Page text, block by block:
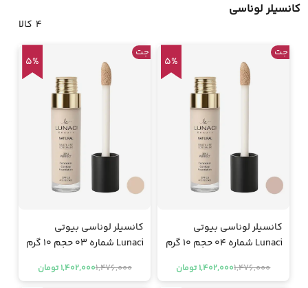
کانسیلر لوناسی
4 کالا
جت
5%
کانسیلر لوناسی بیوتی
Lunaci شماره 04 حجم 10 گرم
1,476,0001,402,000 تومان
جت
5%
کانسیلر لوناسی بیوتی
Lunaci شماره 03 حجم 10 گرم
1,476,0001,402,000 تومان